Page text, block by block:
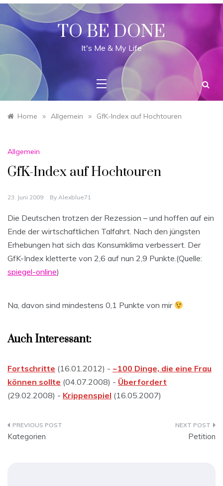
Skip
content
TO BE DONE
It's Me & My Life
Home » Allgemein » GfK-Index auf Hochtouren
Allgemein
GfK-Index auf Hochtouren
23. Juni 2009 By Alexblue71
Die Deutschen trotzen der Rezession – und hoffen auf ein
Ende der wirtschaftlichen Talfahrt. Nach den jüngsten
Erhebungen hat sich das Konsumklima verbessert. Der
GfK-Index kletterte von 2,6 auf nun 2,9 Punkte.(Quelle:
spiegel-online)
Na, davon sind mindestens 0,1 Punkte von mir
Auch Interessant:
Fortschritte (16.01.2012) - ~100 Dinge, die eine Frau
können sollte (04.07.2008) - Überfordert
(29.02.2008) - Krippenspiel (16.05.2007)
Beitragsnavigation
Kategorien Petition